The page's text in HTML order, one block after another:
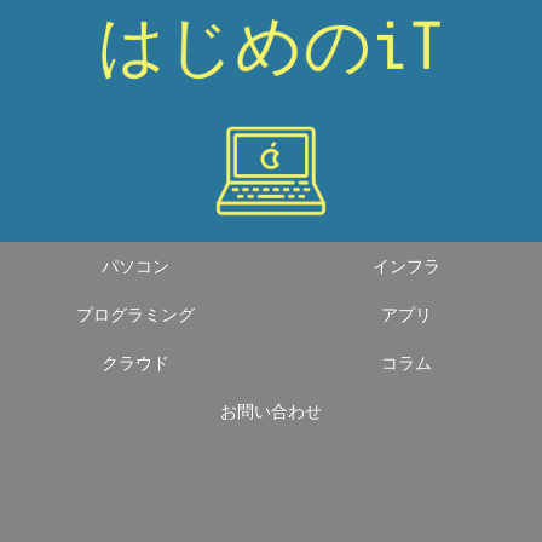
パソコン インフラ
プログラミング アプリ
クラウド コラム
お問い合わせ